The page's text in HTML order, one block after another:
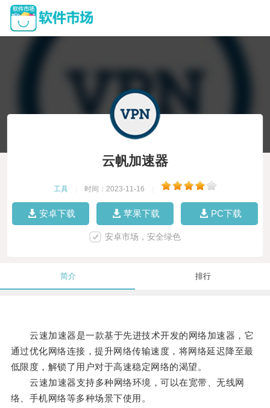
云帆加速器
工具 时间：2023-11-16
安卓下载 苹果下载 PC下载
安卓市场，安全绿色
简介 排行
云速加速器是一款基于先进技术开发的网络加速器，它
通过优化网络连接，提升网络传输速度，将网络延迟降至最
低限度，解锁了用户对于高速稳定网络的渴望。
云速加速器支持多种网络环境，可以在宽带、无线网
络、手机网络等多种场景下使用。